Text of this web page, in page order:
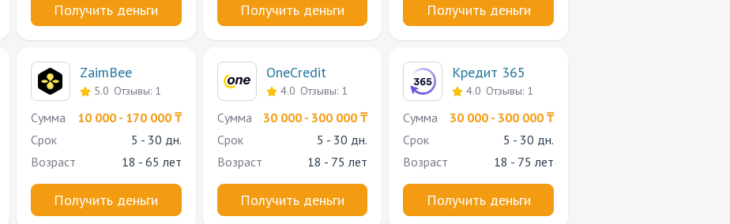
Получить деньги Получить деньги Получить деньги
ZaimBee
5.0 Отзывы: 1
Сумма
10 000 - 170 000 ₸
Срок
5 - 30 дн.
Возраст
18 - 65 лет
Получить деньги
OneCredit
4.0 Отзывы: 1
Сумма
30 000 - 300 000 ₸
Срок
5 - 30 дн.
Возраст
18 - 75 лет
Получить деньги
Кредит 365
4.0 Отзывы: 1
Сумма
30 000 - 300 000 ₸
Срок
5 - 30 дн.
Возраст
18 - 75 лет
Получить деньги